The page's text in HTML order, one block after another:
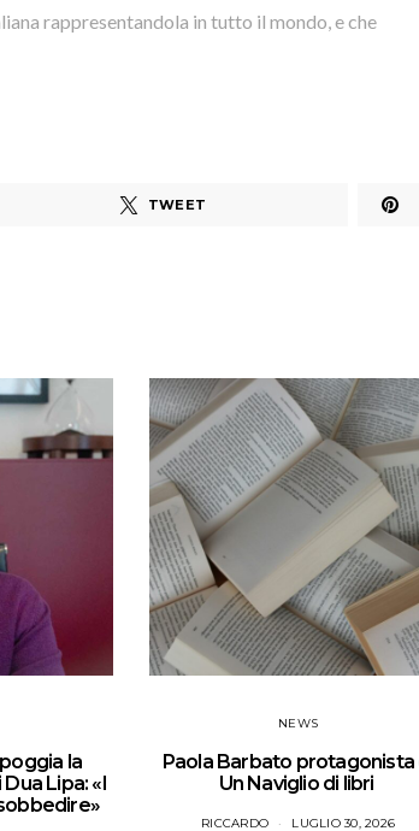
rappresentandola in tutto il mondo, e che
TWEET
la
Lipa: «I
NEWS
Paola Barbato protagonista
Un Naviglio di libri
RICCARDO LUGLIO 30, 2026